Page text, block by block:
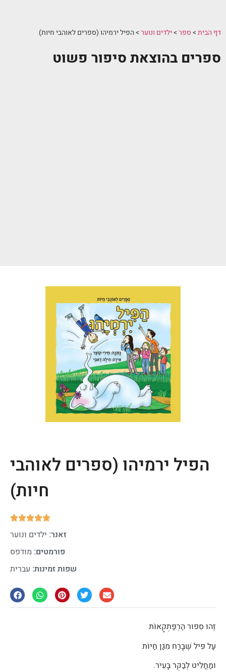
דף הבית > ספר >ילדים ונוער >הפיל ירמיהו (ספרים לאוהבי חיות)
ספרים בהוצאת סיפור פשוט
הפיל ירמיהו (ספרים לאוהבי
חיות)





זאנר: ילדים ונוער
פורמטים: מודפס
שפות זמינות: עברית
זֶהוּ סִפּוּר הַרְפַּתְקָאוֹת
עַל פִּיל שֶׁבָּרַח מִגַּן חַיּוֹת
וּמַחֲלִיט לְבַקֵּר בָּעִיר.